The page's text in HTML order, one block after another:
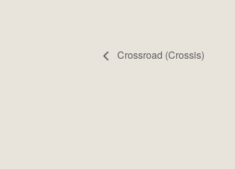
Crossroad (Crossis)